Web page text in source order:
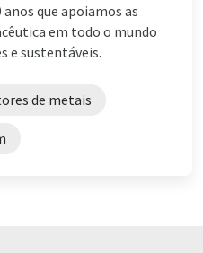
que apoiamos as
em todo o mundo
e sustentáveis.
de metais